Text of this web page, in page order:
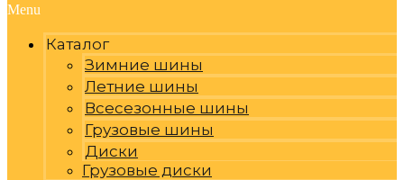
Menu
Каталог
Зимние шины
Летние шины
Всесезонные шины
Грузовые шины
Диски
Грузовые диски